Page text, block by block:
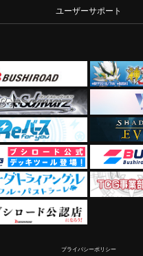
ユーザーサポート
プライバシーポリシー